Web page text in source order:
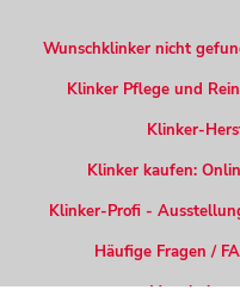
Wunschklinker nicht
Klinker Pflege und
Klinker-
Klinker kaufen:
Klinker-Profi -
Häufige Fragen /